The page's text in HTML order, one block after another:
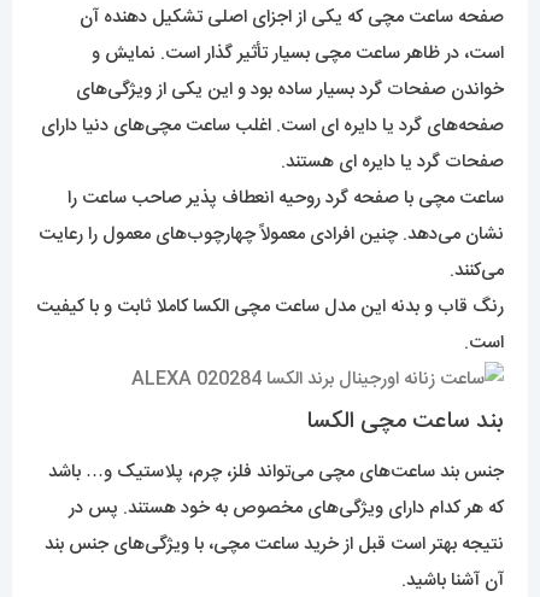
صفحه ساعت مچی که یکی از اجزای اصلی تشکیل دهنده آن
است، در ظاهر ساعت مچی بسیار تأثیر گذار است. نمایش و
خواندن صفحات گرد بسیار ساده بود و این یکی از ویژگی‌های
صفحه‌های گرد یا دایره ای است. اغلب ساعت مچی‌های دنیا دارای
صفحات گرد یا دایره ای هستند.
ساعت مچی با صفحه گرد روحیه انعطاف پذیر صاحب ساعت را
نشان می‌دهد. چنین افرادی معمولاً چهارچوب‌های معمول را رعایت
می‌کنند.
رنگ قاب و بدنه این مدل ساعت مچی الکسا کاملا ثابت و با کیفیت
است.
بند ساعت مچی الکسا
جنس بند ساعت‌های مچی می‌تواند فلز، چرم، پلاستیک و… باشد
که هر کدام دارای ویژگی‌های مخصوص به خود هستند. پس در
نتیجه بهتر است قبل از خرید ساعت مچی، با ویژگی‌های جنس بند
آن آشنا باشید.